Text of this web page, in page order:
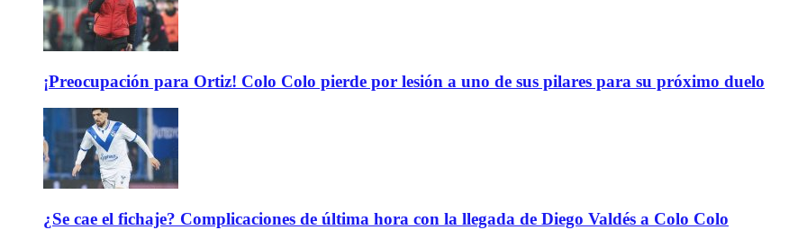
¡Preocupación para Ortiz! Colo Colo pierde por lesión a uno de sus pilares para su próximo duelo
¿Se cae el fichaje? Complicaciones de última hora con la llegada de Diego Valdés a Colo Colo